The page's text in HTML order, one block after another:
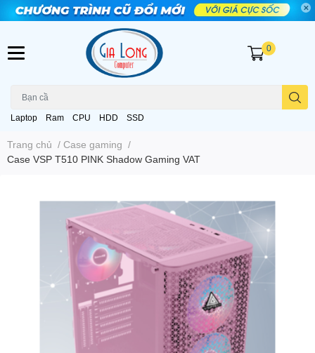
Laptop Ram CPU HDD SSD
0
Trang chủ / Case gaming /
Case VSP T510 PINK Shadow Gaming VAT